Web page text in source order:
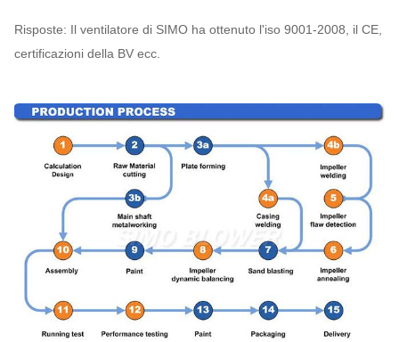
Risposte: Il ventilatore di SIMO ha ottenuto l'iso 9001-2008, il CE,
certificazioni della BV ecc.